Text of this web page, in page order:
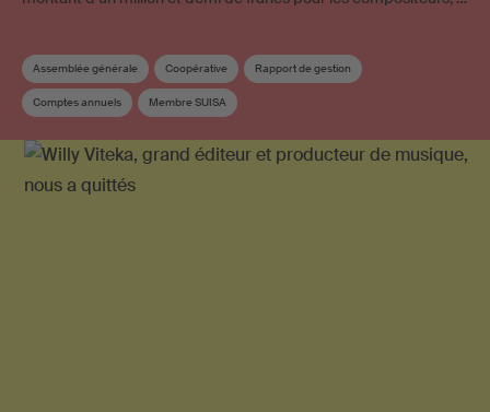
Assemblée générale Coopérative Rapport de gestion
Comptes annuels Membre SUISA